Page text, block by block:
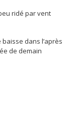
ridé par vent
dans l’après
de demain